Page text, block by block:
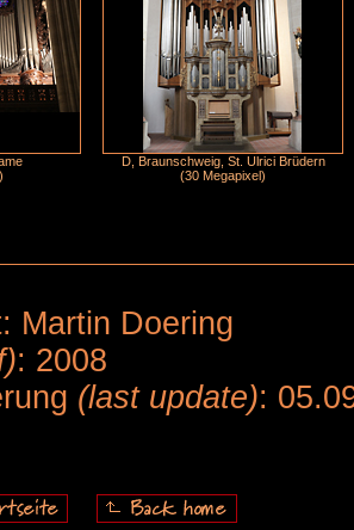
D, Braunschweig, St. Ulrici Brüdern
(30 Megapixel)
Martin Doering
: 2008
(last update):